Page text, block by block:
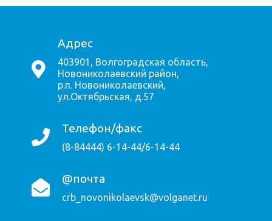
Адрес
403901, Волгоградская область,
Новониколаевский район,
р.п. Новониколаевский,
ул.Октябрьская, д.57
Телефон/факс
(8-84444) 6-14-44/6-14-44
@почта
crb_novonikolaevsk@volganet.ru